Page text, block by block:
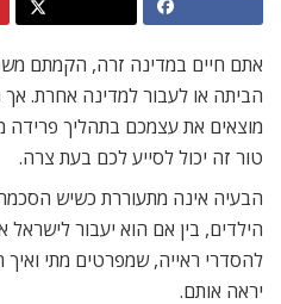
אתם חיים במדינה זרה, הקמתם
הביתה או לעבור למדינה אחרת.
מוצאים את עצמכם בתהליך פרידה
טור זה יכול לסייע לכם בעת צרה.
הבעיה אינה מתעוררת כשיש
הילדים, בין אם הוא יעבור לישראל
להסדרי ראייה, שמפרטים מתי ואיך
יראה אותם.